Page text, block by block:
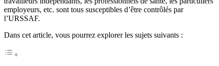
employeurs, etc. sont tous susceptibles d’être contrôlés par
l’URSSAF.
Dans cet article, vous pourrez explorer les sujets suivants :